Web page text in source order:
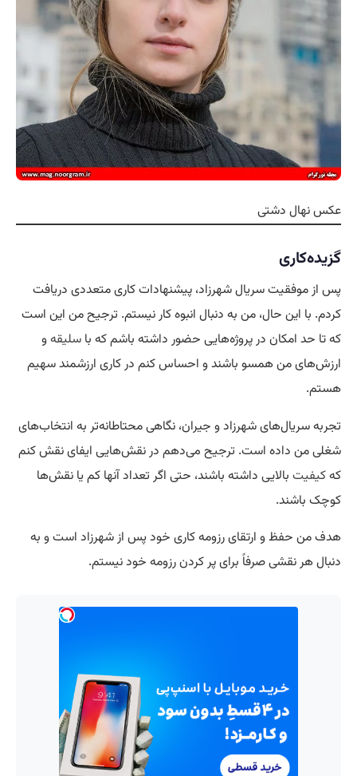
عکس نهال دشتی
گزیده‌کاری
پس از موفقیت سریال شهرزاد، پیشنهادات کاری متعددی دریافت
کردم. با این حال، من به دنبال انبوه کار نیستم. ترجیح من این است
که تا حد امکان در پروژه‌هایی حضور داشته باشم که با سلیقهو
ارزش‌های من همسو باشند و احساس کنم در کاری ارزشمند سهیم
هستم.
تجربه سریال‌های شهرزاد و جیران، نگاهی محتاطانه‌تر به انتخاب‌های
شغلی من داده است. ترجیح می‌دهم در نقش‌هایی ایفای نقش کنم
کهکیفیت بالایی داشته باشند، حتی اگر تعداد آنها کم یا نقش‌ها
کوچک باشند.
هدف من حفظ و ارتقای رزومه کاری خود پس از شهرزاد است و به
دنبال هر نقشی صرفاً برای پر کردن رزومه خود نیستم.